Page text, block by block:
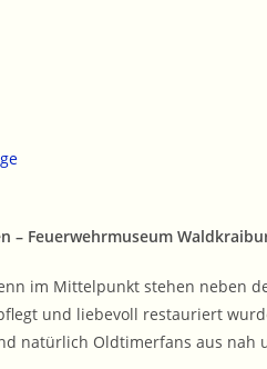
– Feuerwehrmuseum
im Mittelpunkt stehen neben
und liebevoll restauriert
natürlich Oldtimerfans aus nah